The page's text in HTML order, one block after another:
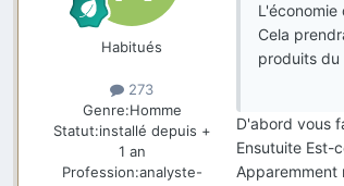
Habitués
273
Genre:Homme
Statut:installé depuis +
1 an
Profession:analyste-
Cela
produits du
D'abord vous
Ensutuite Est-
Apparemment